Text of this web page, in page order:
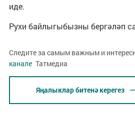
иде.
Рухи байлыгыбызны бергәләп
Следите за самым важным и
канале Татмедиа
Яңалыклар битенә керегез